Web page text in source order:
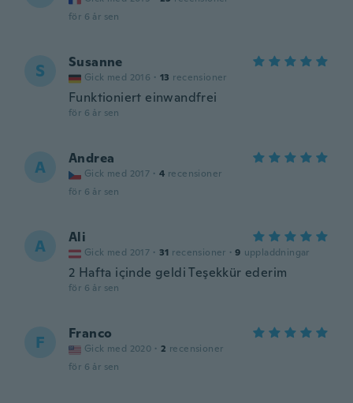
för 6 år sen
S Susanne
Gick med 2016 · 13 recensioner
Funktioniert einwandfrei
för 6 år sen
A Andrea
Gick med 2017 · 4 recensioner
för 6 år sen
A Ali
Gick med 2017 · 31 recensioner · 9 uppladdningar
2 Hafta içinde geldi Teşekkür ederim
för 6 år sen
F Franco
Gick med 2020 · 2 recensioner
för 6 år sen